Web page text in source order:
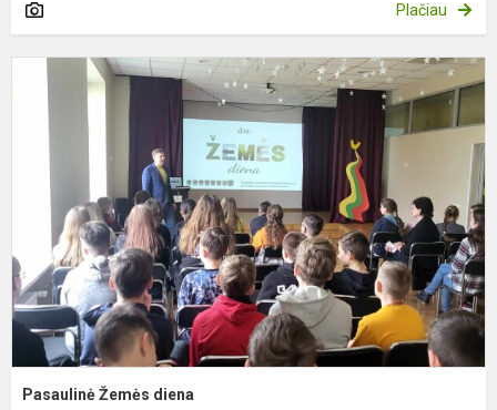
Plačiau
Pasaulinė Žemės diena